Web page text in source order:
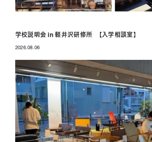
学校説明会 in 軽井沢研修所 【入学相談室】
2026.08.06